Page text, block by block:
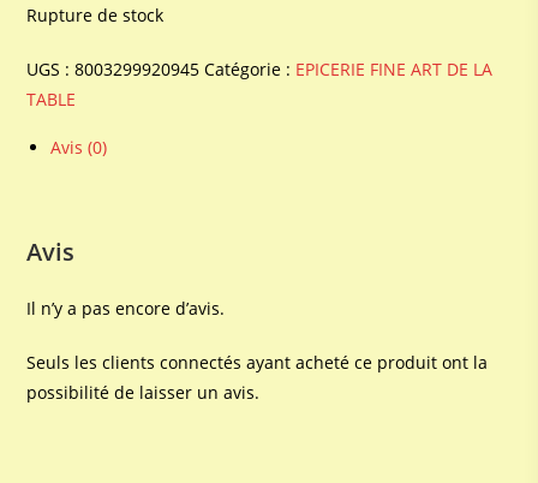
Rupture de stock
UGS :8003299920945 Catégorie : EPICERIE FINE ART DE LA
TABLE
Avis (0)
Avis
Il n’y a pas encore d’avis.
Seuls les clients connectés ayant acheté ce produit ont la
possibilité de laisser un avis.